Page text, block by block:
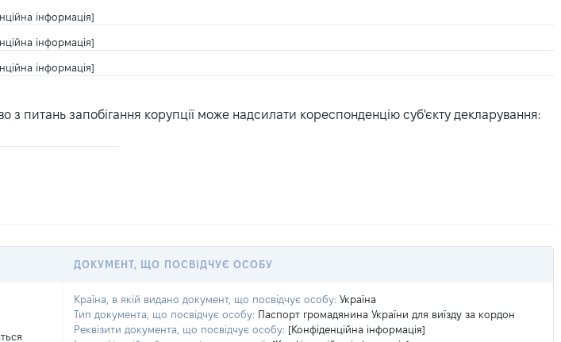
інформація]
інформація]
інформація]
питань запобігання корупції може надсилати кореспонденцію суб'єкту декларування:
ДОКУМЕНТ, ЩО ПОСВІДЧУЄ ОСОБУ
Країна, в якій видано документ, що посвідчує особу: Україна
Тип документа, що посвідчує особу: Паспорт громадянина України для виїзду за кордон
Реквізити документа, що посвідчує особу: [Конфіденційна інформація]